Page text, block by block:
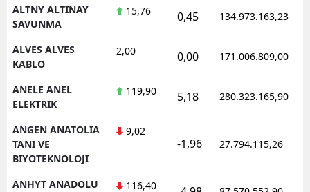
ALTNY ALTINAY
SAVUNMA
15,76 0,45 134.973.163,23
ALVES ALVES
KABLO
2,00 0,00 171.006.809,00
ANELE ANEL
ELEKTRIK
119,90 5,18 280.323.165,90
ANGEN ANATOLIA
TANI VE
BIYOTEKNOLOJI
9,02
-1,96 27.794.115,26
ANHYT ANADOLU
116,40